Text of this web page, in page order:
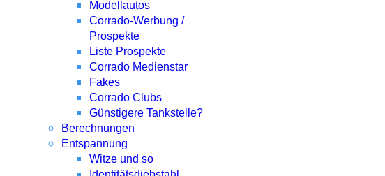
Modellautos
Corrado-Werbung /
Prospekte
Liste Prospekte
Corrado Medienstar
Fakes
Corrado Clubs
Günstigere Tankstelle?
Berechnungen
Entspannung
Witze und so